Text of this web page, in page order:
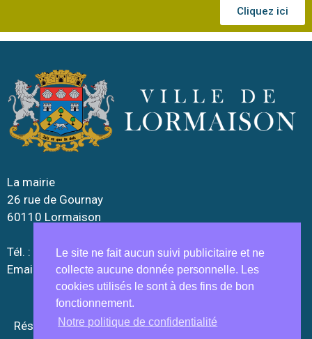
Cliquez ici
La mairie
26 rue de Gournay
60110 Lormaison
Tél. : 03.44.52.10.90
Email :
lormaison.mairie@wanadoo.fr
Réseaux sociaux :
Le site ne fait aucun suivi publicitaire et ne
collecte aucune donnée personnelle. Les
cookies utilisés le sont à des fins de bon
fonctionnement.
Notre politique de confidentialité